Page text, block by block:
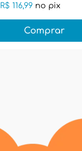
R$ 116,99 no pix
Comprar